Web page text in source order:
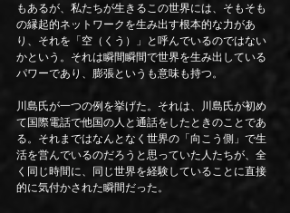
もあるが、私たちが生きるこの世界には、そもそも
の縁起的ネットワークを生み出す根本的な力があ
り、それを「空（くう）」と呼んでいるのではない
かという。それは瞬間瞬間で世界を生み出している
パワーであり、膨張というも意味も持つ。
川島氏が一つの例を挙げた。それは、川島氏が初め
て国際電話で他国の人と通話をしたときのことであ
る。それまではなんとなく世界の「向こう側」で生
活を営んでいるのだろうと思っていた人たちが、全
く同じ時間に、同じ世界を経験していることに直接
的に気付かされた瞬間だった。